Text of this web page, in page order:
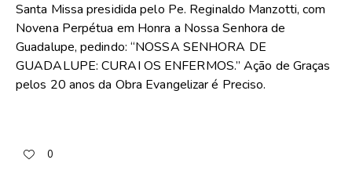
Santa Missa presidida pelo Pe. Reginaldo Manzotti, com
Novena Perpétua em Honra a Nossa Senhora de
Guadalupe, pedindo: “NOSSA SENHORA DE
GUADALUPE: CURAI OS ENFERMOS.” Ação de Graças
pelos 20 anos da Obra Evangelizar é Preciso.
0